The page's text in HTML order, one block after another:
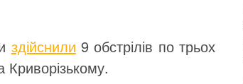
здійснили 9 обстрілів по трьох
Криворізькому.